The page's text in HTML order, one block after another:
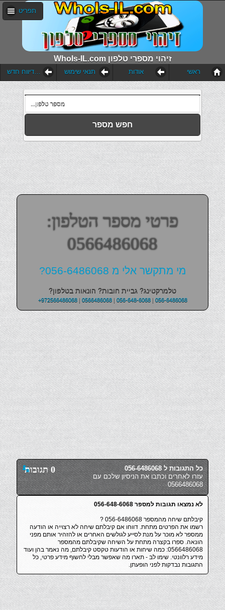
WhoIs-IL.com זיהוי מספרי טלפון
תפריט
הוסף דיווח חדש תנאי שימוש אודות ראשי
חפש מספר
פרטי מספר הטלפון:
0566486068
מי מתקשר אלי מ 056-6486068?
טלמרקטינג? גביית חובות? הונאות בטלפון?
+972566486068| 0566486068| 056-648-6068| 056-6486068
0 תגובות
כל התגובות ל 056-6486068
עזרו לאחרים וכתבו את הניסיון שלכם עם
0566486068
לא נמצאו תגובות למספר 056-648-6068
קיבלתם שיחה מהמספר 056-6486068 ?
רשמו את הפרטים מתחת. דווחו אם קיבלתם שיחה לא רצוייה או הודעה
ממספר לא מוכר על מנת לסייע לגולשים האחרים או להזהיר אותם מפני
הונאה. ספרו בקצרה מתחת על השיחה שקיבלתם מהמספר
0566486068: כמה שיחות או הודעות טקסט קיבלתם, מה נאמר בהן ועוד
מידע רלוונטי. שימו לב - תארו מה שאפשר מבלי לחשוף מידע פרטי, כל
התגובות נבדקות לפני הופעתן.